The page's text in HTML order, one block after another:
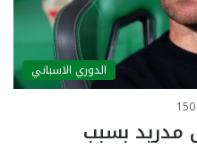
الدوري الاسباني
150
مدريد بسبب